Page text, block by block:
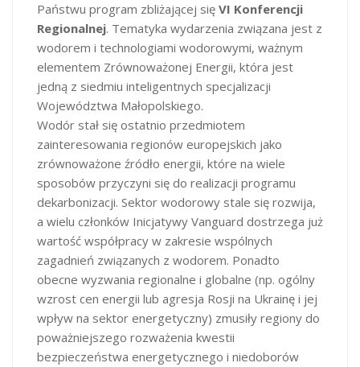
Państwu program zbliżającej się VI Konferencji
Regionalnej. Tematyka wydarzenia związana jest z
wodorem i technologiami wodorowymi, ważnym
elementem Zrównoważonej Energii, która jest
jedną z siedmiu inteligentnych specjalizacji
Województwa Małopolskiego.
Wodór stał się ostatnio przedmiotem
zainteresowania regionów europejskich jako
zrównoważone źródło energii, które na wiele
sposobów przyczyni się do realizacji programu
dekarbonizacji. Sektor wodorowy stale się rozwija,
a wielu członków Inicjatywy Vanguard dostrzega już
wartość współpracy w zakresie wspólnych
zagadnień związanych z wodorem. Ponadto
obecne wyzwania regionalne i globalne (np. ogólny
wzrost cen energii lub agresja Rosji na Ukrainę i jej
wpływ na sektor energetyczny) zmusiły regiony do
poważniejszego rozważenia kwestii
bezpieczeństwa energetycznego i niedoborów